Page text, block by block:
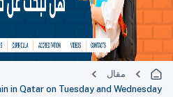
مقال
in Qatar on Tuesday and Wednesday